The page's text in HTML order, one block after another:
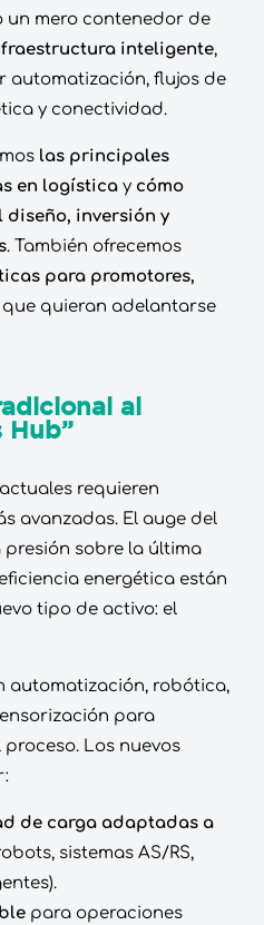
un mero contenedor de
inteligente,
automatización, flujos de
y conectividad.
las principales
en logística y cómo
diseño, inversión y
. También ofrecemos
para promotores,
que quieran adelantarse
al
Hub”
requieren
avanzadas. El auge del
sobre la última
energética están
tipo de activo: el
automatización, robótica,
para
Los nuevos
de carga adaptadas a
sistemas AS/RS,
para operaciones